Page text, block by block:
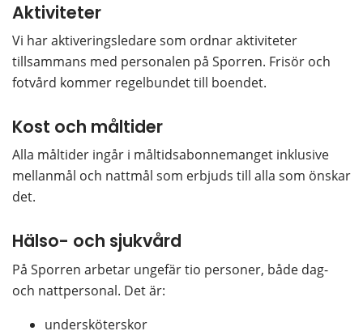
Aktiviteter
Vi har aktiveringsledare som ordnar aktiviteter
tillsammans med personalen på Sporren. Frisör och
fotvård kommer regelbundet till boendet.
Kost och måltider
Alla måltider ingår i måltidsabonnemanget inklusive
mellanmål och nattmål som erbjuds till alla som önskar
det.
Hälso- och sjukvård
På Sporren arbetar ungefär tio personer, både dag-
och nattpersonal. Det är:
undersköterskor